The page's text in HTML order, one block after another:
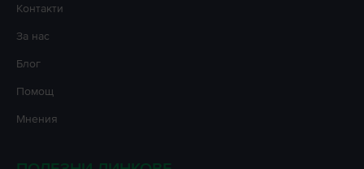
Контакти
За нас
Блог
Помощ
Мнения